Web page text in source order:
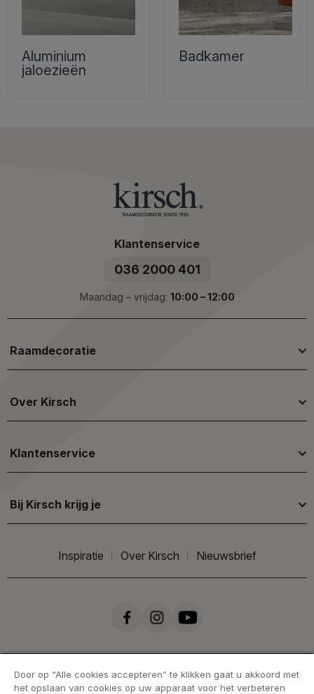
Aluminium
jaloezieën
Badkamer
Klantenservice
036 2000 401
Maandag – vrijdag: 10:00 – 12:00
Raamdecoratie
Over Kirsch
Klantenservice
Bij Kirsch krijg je
Inspiratie Over Kirsch Nieuwsbrief
Door op “Alle cookies accepteren” te klikken gaat u akkoord met
het opslaan van cookies op uw apparaat voor het verbeteren